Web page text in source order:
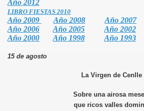
Año 2012
LIBRO FIESTAS 2010
Año 2009 Año 2008
Año 2007
Año 2006
Año 2005
Año 2002
Año 2000
Año 1998 Año 1993
15 de agosto
La Virgen de Cenlle
Sobre una airosa
que ricos valles